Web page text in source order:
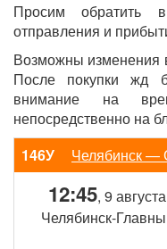
Просим обратить
отправления и
Возможны изменения
После покупки жд
внимание на
непосредственно на
146У
Челябинск —
12:45, 9 августа
Челябинск-